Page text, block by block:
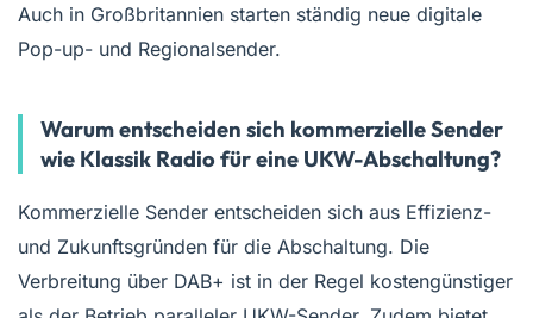
Auch in Großbritannien starten ständig neue digitale
Pop-up- und Regionalsender.
Warum entscheiden sich kommerzielle Sender
wie Klassik Radio für eine UKW-Abschaltung?
Kommerzielle Sender entscheiden sich aus Effizienz-
und Zukunftsgründen für die Abschaltung. Die
Verbreitung über DAB+ ist in der Regel kostengünstiger